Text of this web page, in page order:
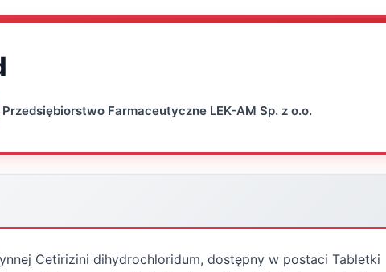
Przedsiębiorstwo Farmaceutyczne LEK-AM Sp. z o.o.
Cetirizini dihydrochloridum, dostępny w postaci Tabletki